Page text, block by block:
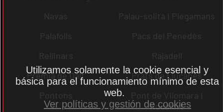
Navas
Palau-solità i Plegamans
Palafolls
Pacs del Penedès
Rellinars
Rajadell
Premià de Dalt
Prats de Lluçanès
Pontons
Pont de Vilomara i
Rocafort
Utilizamos solamente la cookie esencial y
básica para el funcionamiento mínimo de esta
web.
Ver políticas y gestión de cookies